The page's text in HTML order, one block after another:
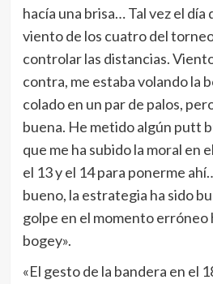
hacía una brisa… Tal vez el día
viento de los cuatro del
controlar las distancias.
contra, me estaba volando la
colado en un par de palos,
buena. He metido algún putt
que me ha subido la moral en
el 13 y el 14 para ponerme
bueno, la estrategia ha sido
golpe en el momento erróneo
bogey».
«El gesto de la bandera en el